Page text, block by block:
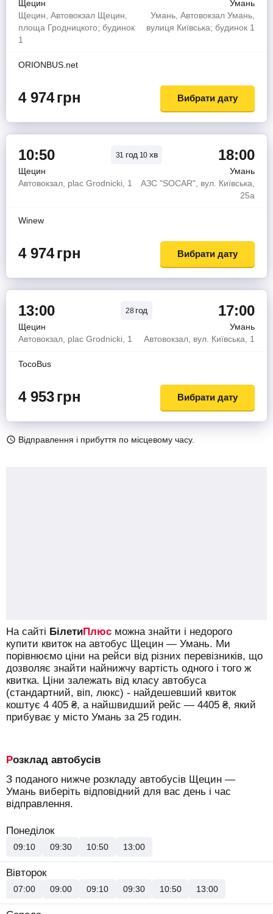
Щецин
Умань
Щецин, Автовокзал Щецин,
площа Гродницкого; будинок
1
Умань, Автовокзал Умань,
вулиця Київська; будинок 1
ORIONBUS.net
4 974грн Вибрати дату
10:50 31 год 10 хв 18:00
Щецин
Умань
Автовокзал, plac Grodnicki, 1
АЗС "SOCAR", вул. Київська,
25а
Winew
4 974грн Вибрати дату
13:00 28 год 17:00
Щецин
Умань
Автовокзал, plac Grodnicki, 1
Автовокзал, вул. Київська, 1
TocoBus
4 953грн Вибрати дату
Відправлення і прибуття по місцевому часу.
На сайті БілетиПлюс можна знайти і недорого
купити квиток на автобус Щецин — Умань. Ми
порівнюємо ціни на рейси від різних перевізників, що
дозволяє знайти найнижчу вартість одного і того ж
квитка. Ціни залежать від класу автобуса
(стандартний, віп, люкс) - найдешевший квиток
коштує 4 405 ₴, а найшвидший рейс — 4405 ₴, який
прибуває у місто Умань за 25 годин.
Розклад автобусів
З поданого нижче розкладу автобусів Щецин —
Умань виберіть відповідний для вас день і час
відправлення.
Понеділок
09:10 09:30 10:50 13:00
Вівторок
07:00 09:00 09:10 09:30 10:50 13:00